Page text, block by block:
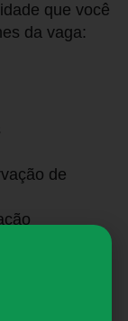
que você
da vaga:
de
limpeza
de produtos